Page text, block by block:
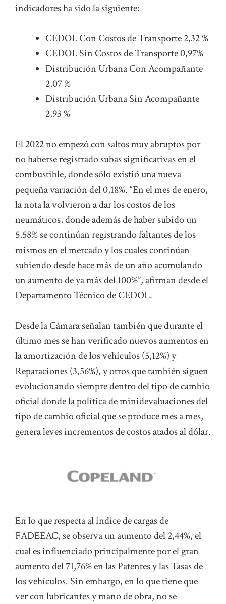
indicadores ha sido la siguiente:
CEDOL Con Costos de Transporte 2,32 %
CEDOL Sin Costos de Transporte 0,97%
Distribución Urbana Con Acompañante
2,07 %
Distribución Urbana Sin Acompañante
2,93 %
El 2022 no empezó con saltos muy abruptos por
no haberse registrado subas significativas en el
combustible, donde sólo existió una nueva
pequeña variación del 0,18%. “En el mes de enero,
la nota la volvieron a dar los costos de los
neumáticos, donde además de haber subido un
5,58% se continúan registrando faltantes de los
mismos en el mercado y los cuales continúan
subiendo desde hace más de un año acumulando
un aumento de ya más del 100%”, afirman desde el
Departamento Técnico de CEDOL.
Desde la Cámara señalan también que durante el
último mes se han verificado nuevos aumentos en
la amortización de los vehículos (5,12%) y
Reparaciones (3,56%), y otros que también siguen
evolucionando siempre dentro del tipo de cambio
oficial donde la política de minidevaluaciones del
tipo de cambio oficial que se produce mes a mes,
genera leves incrementos de costos atados al dólar.
En lo que respecta al índice de cargas de
FADEEAC, se observa un aumento del 2,44%, el
cual es influenciado principalmente por el gran
aumento del 71,76% en las Patentes y las Tasas de
los vehículos. Sin embargo, en lo que tiene que
ver con lubricantes y mano de obra, no se